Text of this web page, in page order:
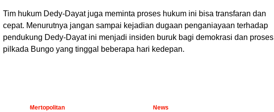
Tim hukum Dedy-Dayat juga meminta proses hukum ini bisa transfaran dan
cepat. Menurutnya jangan sampai kejadian dugaan penganiayaan terhadap
pendukung Dedy-Dayat ini menjadi insiden buruk bagi demokrasi dan proses
pilkada Bungo yang tinggal beberapa hari kedepan.
Mertopolitan News